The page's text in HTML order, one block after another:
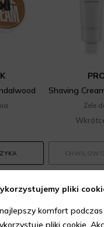
Żele
pliki
komfort
pliki cookie.